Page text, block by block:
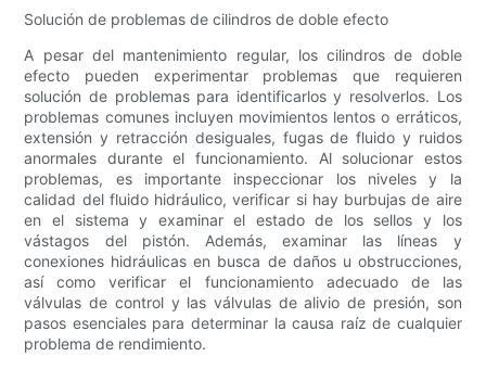
Solución de problemas de cilindros de doble efecto
A pesar del mantenimiento regular, los cilindros de doble
efecto pueden experimentar problemas que requieren
solución de problemas para identificarlos y resolverlos. Los
problemas comunes incluyen movimientos lentos o erráticos,
extensión y retracción desiguales, fugas de fluido y ruidos
anormales durante el funcionamiento. Al solucionar estos
problemas, es importante inspeccionar los niveles y la
calidad del fluido hidráulico, verificar si hay burbujas de aire
en el sistema y examinar el estado de los sellos y los
vástagos del pistón. Además, examinar las líneas y
conexiones hidráulicas en busca de daños u obstrucciones,
así como verificar el funcionamiento adecuado de las
válvulas de control y las válvulas de alivio de presión, son
pasos esenciales para determinar la causa raíz de cualquier
problema de rendimiento.